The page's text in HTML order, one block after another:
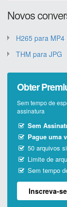
Novos
H265 para MP4
THM para JPG
Obter
Sem tempo de
assinatura
Sem
Pague uma
50 arquivos
Limite de
Sem tempo
Inscreva-